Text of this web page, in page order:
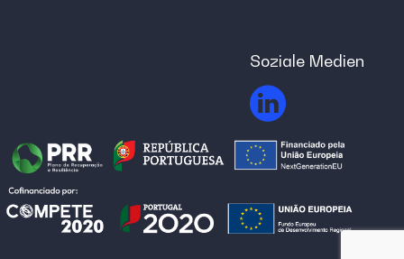
Soziale Medien